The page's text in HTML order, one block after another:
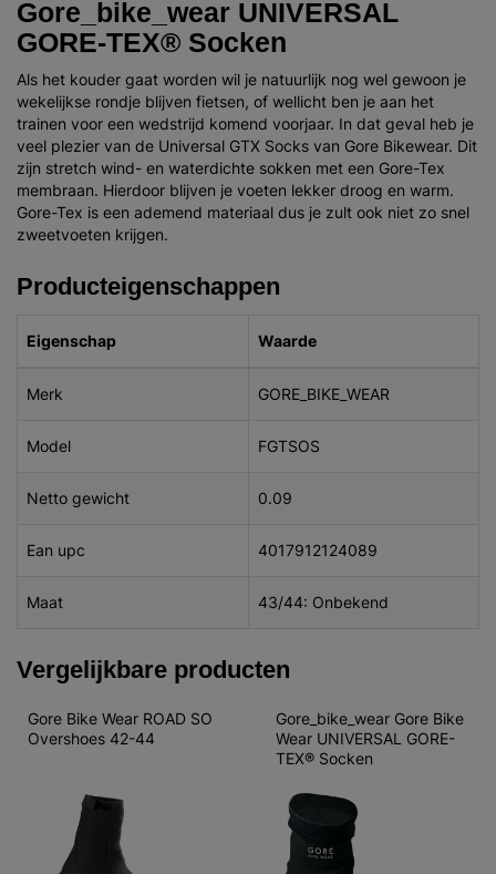
Gore_bike_wear UNIVERSAL
GORE-TEX® Socken
Als het kouder gaat worden wil je natuurlijk nog wel gewoon je
wekelijkse rondje blijven fietsen, of wellicht ben je aan het
trainen voor een wedstrijd komend voorjaar. In dat geval heb je
veel plezier van de Universal GTX Socks van Gore Bikewear. Dit
zijn stretch wind- en waterdichte sokken met een Gore-Tex
membraan. Hierdoor blijven je voeten lekker droog en warm.
Gore-Tex is een ademend materiaal dus je zult ook niet zo snel
zweetvoeten krijgen.
Producteigenschappen
Eigenschap Waarde
Merk GORE_BIKE_WEAR
Model FGTSOS
Netto gewicht 0.09
Ean upc 4017912124089
Maat 43/44: Onbekend
Vergelijkbare producten
Gore Bike Wear ROAD SO
Overshoes 42-44
Gore_bike_wear Gore Bike
Wear UNIVERSAL GORE-
TEX® Socken